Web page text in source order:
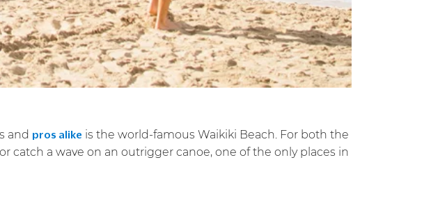
and pros alike is the world-famous Waikiki Beach. For both the
or catch a wave on an outrigger canoe, one of the only places in